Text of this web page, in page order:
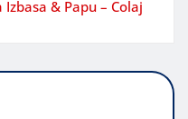
& Papu – Colaj